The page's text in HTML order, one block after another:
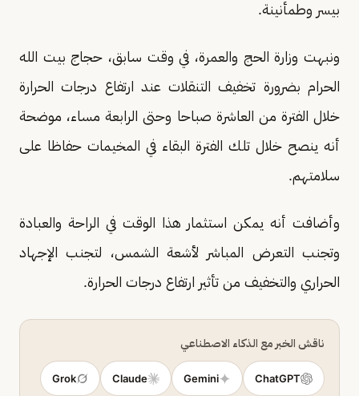
بيسر وطمأنينة.
ونبهت وزارة الحج والعمرة، في وقت سابق، حجاج بيت الله
الحرام بضرورة تخفيف التنقلات عند ارتفاع درجات الحرارة
خلال الفترة من العاشرة صباحا وحتى الرابعة مساء، موضحة
أنه ينصح خلال تلك الفترة البقاء في المخيمات حفاظا على
سلامتهم.
وأضافت أنه يمكن استثمار هذا الوقت في الراحة والعبادة
وتجنب التعرض المباشر لأشعة الشمس، لتجنب الإجهاد
الحراري والتخفيف من تأثير ارتفاع درجات الحرارة.
ناقش الخبر مع الذكاء الاصطناعي
ChatGPT
Gemini
Claude
Grok